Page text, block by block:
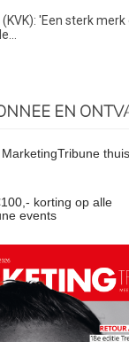
'Een sterk
EN
korting op alle
events